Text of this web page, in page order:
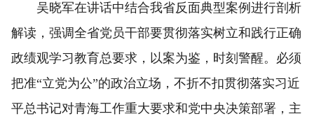
吴晓军在讲话中结合我省反面典型案例进行剖析
解读，强调全省党员干部要贯彻落实树立和践行正确
政绩观学习教育总要求，以案为鉴，时刻警醒。必须
把准“立党为公”的政治立场，不折不扣贯彻落实习近
平总书记对青海工作重大要求和党中央决策部署，主